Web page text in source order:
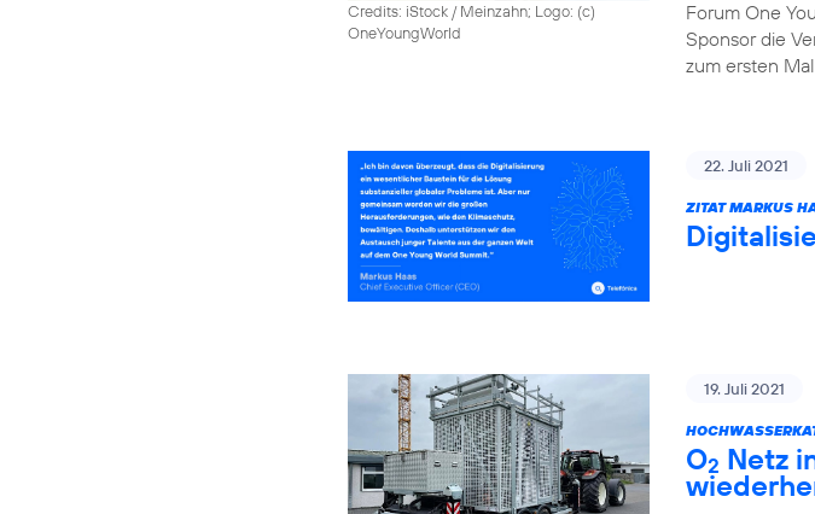
Credits: iStock / Meinzahn; Logo: (c)
OneYoungWorld
Forum One
Sponsor die
zum ersten
22. Juli 2021
ZITAT MARKUS
19. Juli 2021
O2 Netz